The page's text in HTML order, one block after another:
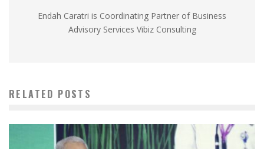
Endah Caratri is Coordinating Partner of Business
Advisory Services Vibiz Consulting
RELATED POSTS